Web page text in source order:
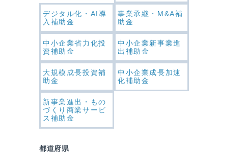
デジタル化・AI導
入補助金
事業承継・M&A補
助金
中小企業省力化投
資補助金
中小企業新事業進
出補助金
大規模成長投資補
助金
中小企業成長加速
化補助金
新事業進出・もの
づくり商業サービ
ス補助金
都道府県